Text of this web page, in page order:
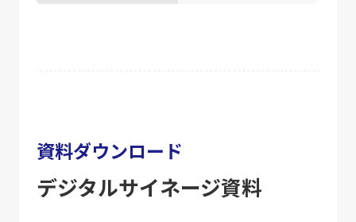
資料ダウンロード
デジタルサイネージ資料